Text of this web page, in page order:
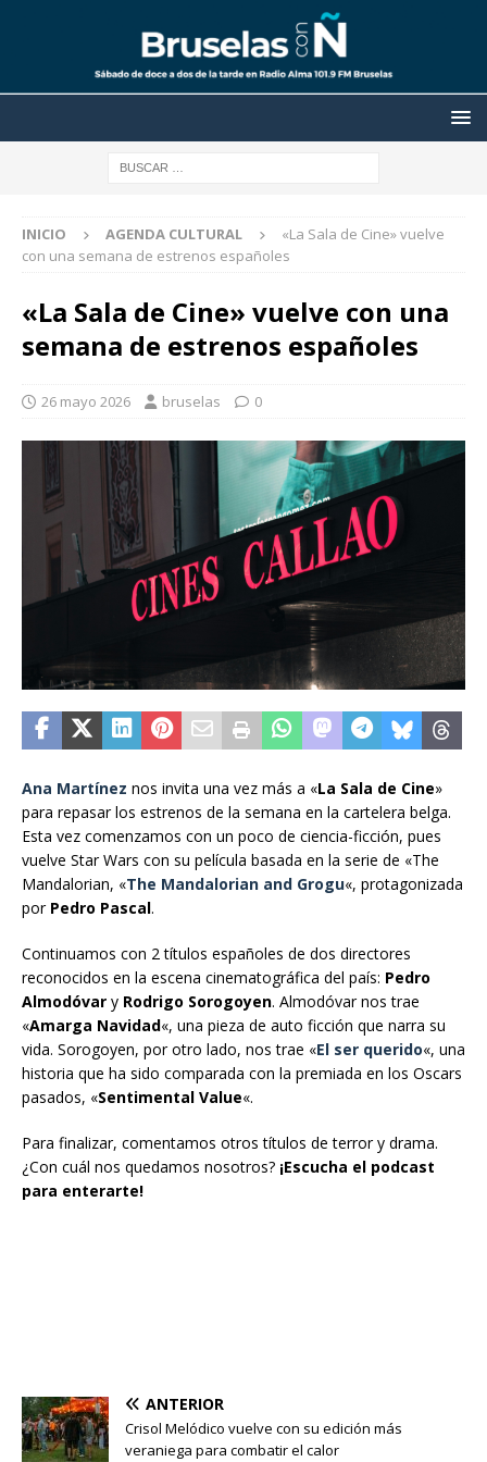
INICIO AGENDA CULTURAL
«La Sala de Cine» vuelve
con una semana de estrenos españoles
«La Sala de Cine» vuelve con una
semana de estrenos españoles
26 mayo 2026 bruselas 0
Ana Martínez nos invita una vez más a «La Sala de Cine»
para repasar los estrenos de la semana en la cartelera belga.
Esta vez comenzamos con un poco de ciencia-ficción, pues
vuelve Star Wars con su película basada en la serie de «The
Mandalorian, «The Mandalorian and Grogu«, protagonizada
por Pedro Pascal.
Continuamos con 2 títulos españoles de dos directores
reconocidos en la escena cinematográfica del país: Pedro
Almodóvar y Rodrigo Sorogoyen. Almodóvar nos trae
«Amarga Navidad«, una pieza de auto ficción que narra su
vida. Sorogoyen, por otro lado, nos trae «El ser querido«, una
historia que ha sido comparada con la premiada en los Oscars
pasados, «Sentimental Value«.
Para finalizar, comentamos otros títulos de terror y drama.
¿Con cuál nos quedamos nosotros? ¡Escucha el podcast
para enterarte!
ANTERIOR
Crisol Melódico vuelve con su edición más
veraniega para combatir el calor